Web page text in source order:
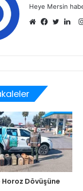
Heye Mersin
Horoz Dövüşüne